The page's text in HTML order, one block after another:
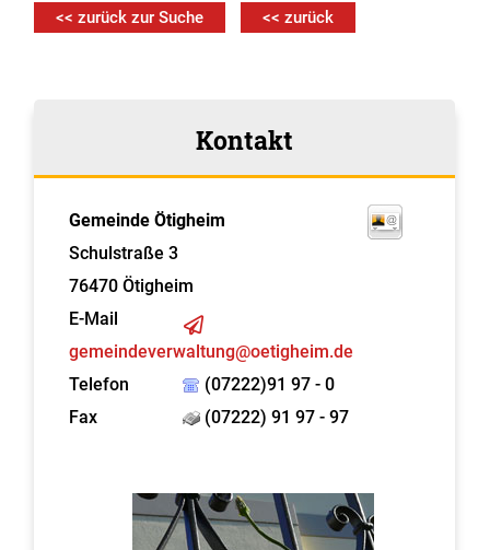
<< zurück zur Suche << zurück
Kontakt
Gemeinde Ötigheim
Schulstraße 3
76470 Ötigheim
E-Mail
gemeindeverwaltung@oetigheim.de
Telefon
(07222)91 97 - 0
Fax
(07222) 91 97 - 97